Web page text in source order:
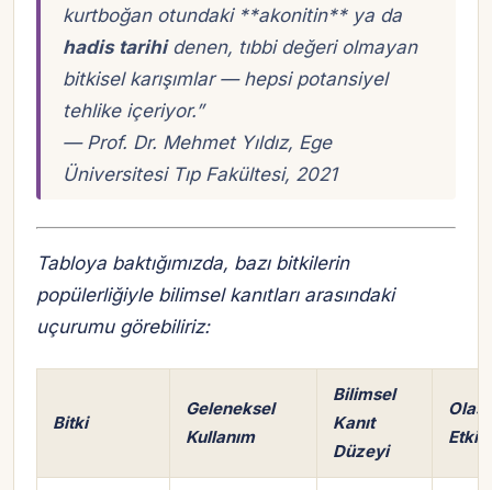
kurtboğan otundaki **akonitin** ya da
hadis tarihidenen, tıbbi değeri olmayan
bitkisel karışımlar — hepsi potansiyel
tehlike içeriyor.”
— Prof. Dr. Mehmet Yıldız, Ege
Üniversitesi Tıp Fakültesi, 2021
Tabloya baktığımızda, bazı bitkilerin
popülerliğiyle bilimsel kanıtları arasındaki
uçurumu görebiliriz:
Bitki
Geleneksel
Kullanım
Bilimsel
Kanıt
Düzeyi